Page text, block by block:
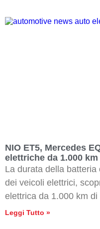
NIO ET5, Mercedes
elettriche da 1.000
La durata della
dei veicoli elettrici,
elettrica da 1.000 km
Leggi Tutto »